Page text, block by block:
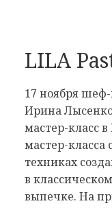
LILA
17 ноября
Ирина
мастер-класс
мастер-класса
техниках
в
выпечке. На